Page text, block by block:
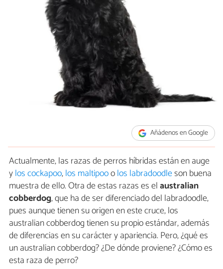
Añádenos en Google
Actualmente, las razas de perros híbridas están en auge
ylos cockapoo,los maltipooolos labradoodleson buena
muestra de ello. Otra de estas razas es elaustralian
cobberdog, que ha de ser diferenciado del labradoodle,
pues aunque tienen su origen en este cruce, los
australian cobberdog tienen su propio estándar, además
de diferencias en su carácter y apariencia. Pero, ¿qué es
un australian cobberdog? ¿De dónde proviene? ¿Cómo es
esta raza de perro?